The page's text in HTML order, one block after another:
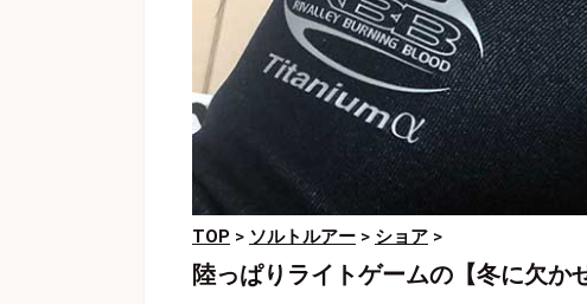
TOP > ソルトルアー > ショア >
陸っぱりライトゲームの【冬に欠